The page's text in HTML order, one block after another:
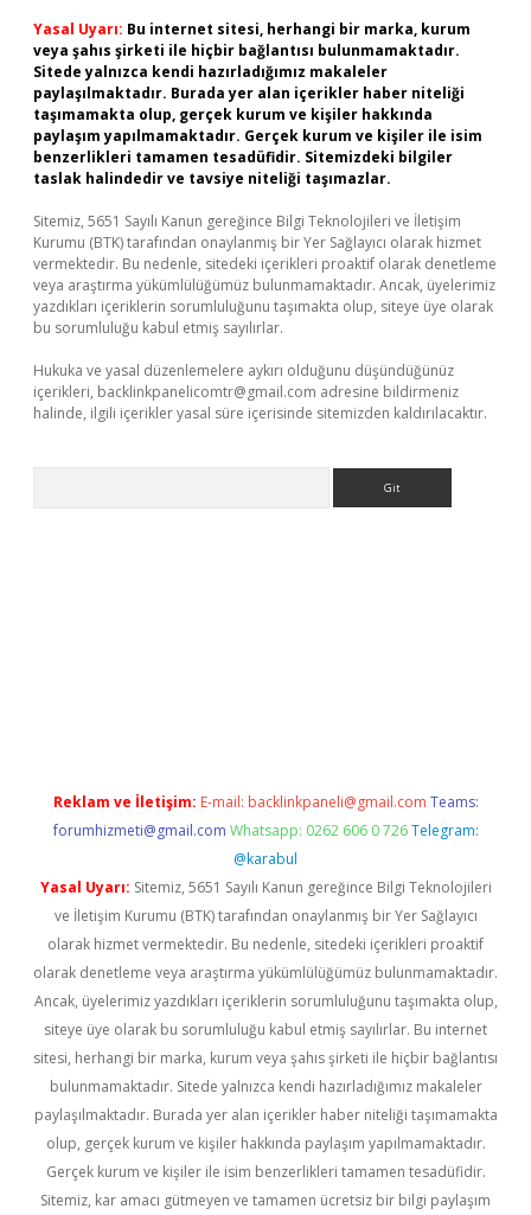
Yasal Uyarı: Bu internet sitesi, herhangi bir marka, kurum
veya şahıs şirketi ile hiçbir bağlantısı bulunmamaktadır.
Sitede yalnızca kendi hazırladığımız makaleler
paylaşılmaktadır. Burada yer alan içerikler haber niteliği
taşımamakta olup, gerçek kurum ve kişiler hakkında
paylaşım yapılmamaktadır. Gerçek kurum ve kişiler ile isim
benzerlikleri tamamen tesadüfidir. Sitemizdeki bilgiler
taslak halindedir ve tavsiye niteliği taşımazlar.
Sitemiz, 5651 Sayılı Kanun gereğince Bilgi Teknolojileri ve İletişim
Kurumu (BTK) tarafından onaylanmış bir Yer Sağlayıcı olarak hizmet
vermektedir. Bu nedenle, sitedeki içerikleri proaktif olarak denetleme
veya araştırma yükümlülüğümüz bulunmamaktadır. Ancak, üyelerimiz
yazdıkları içeriklerin sorumluluğunu taşımakta olup, siteye üye olarak
bu sorumluluğu kabul etmiş sayılırlar.
Hukuka ve yasal düzenlemelere aykırı olduğunu düşündüğünüz
içerikleri, backlinkpanelicomtr@gmail.com adresine bildirmeniz
halinde, ilgili içerikler yasal süre içerisinde sitemizden kaldırılacaktır.
Reklam ve İletişim: E-mail: backlinkpaneli@gmail.com Teams:
forumhizmeti@gmail.com Whatsapp: 0262 606 0 726 Telegram:
@karabul
Yasal Uyarı: Sitemiz, 5651 Sayılı Kanun gereğince Bilgi Teknolojileri
ve İletişim Kurumu (BTK) tarafından onaylanmış bir Yer Sağlayıcı
olarak hizmet vermektedir. Bu nedenle, sitedeki içerikleri proaktif
olarak denetleme veya araştırma yükümlülüğümüz bulunmamaktadır.
Ancak, üyelerimiz yazdıkları içeriklerin sorumluluğunu taşımakta olup,
siteye üye olarak bu sorumluluğu kabul etmiş sayılırlar. Bu internet
sitesi, herhangi bir marka, kurum veya şahıs şirketi ile hiçbir bağlantısı
bulunmamaktadır. Sitede yalnızca kendi hazırladığımız makaleler
paylaşılmaktadır. Burada yer alan içerikler haber niteliği taşımamakta
olup, gerçek kurum ve kişiler hakkında paylaşım yapılmamaktadır.
Gerçek kurum ve kişiler ile isim benzerlikleri tamamen tesadüfidir.
Sitemiz, kar amacı gütmeyen ve tamamen ücretsiz bir bilgi paylaşım